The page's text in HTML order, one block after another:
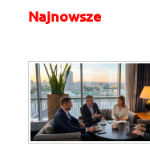
Najnowsze